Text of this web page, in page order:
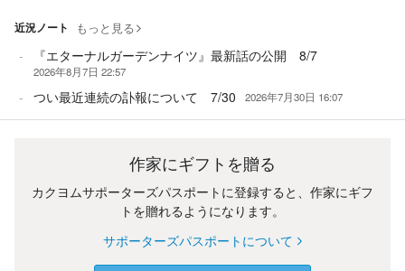
近況ノート もっと見る
『エターナルガーデンナイツ』最新話の公開 8/7
2026年8月7日 22:57
つい最近連続の訃報について 7/30 2026年7月30日 16:07
作家にギフトを贈る
カクヨムサポーターズパスポートに登録すると、作家にギフ
トを贈れるようになります。
サポーターズパスポートについて